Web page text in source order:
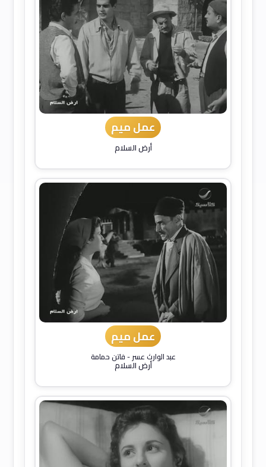
عمل ميم
أرض السلام
عمل ميم
عبد الوارث عسر-فاتن حمامة
أرض السلام